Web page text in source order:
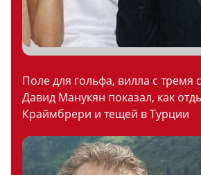
Поле для гольфа, вилла с тремя
Давид Манукян показал, как
Краймбрери и тещей в Турции